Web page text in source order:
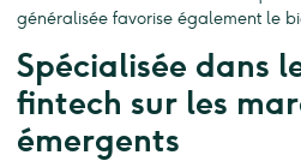
généralisée favorise également le
Spécialisée dans
fintech sur les
émergents